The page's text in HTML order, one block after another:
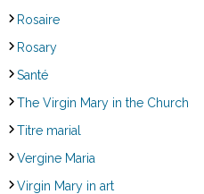
Rosaire
Rosary
Santé
The Virgin Mary in the Church
Titre marial
Vergine Maria
Virgin Mary in art